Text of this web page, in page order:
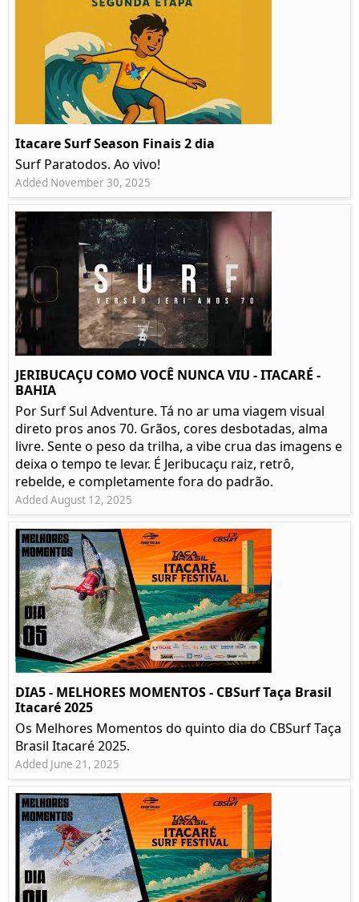
Itacare Surf Season Finais 2 dia
Surf Paratodos. Ao vivo!
Added November 30, 2025
JERIBUCAÇU COMO VOCÊ NUNCA VIU - ITACARÉ -
BAHIA
Por Surf Sul Adventure. Tá no ar uma viagem visual
direto pros anos 70. Grãos, cores desbotadas, alma
livre. Sente o peso da trilha, a vibe crua das imagens e
deixa o tempo te levar. É Jeribucaçu raiz, retrô,
rebelde, e completamente fora do padrão.
Added August 12, 2025
DIA5 - MELHORES MOMENTOS - CBSurf Taça Brasil
Itacaré 2025
Os Melhores Momentos do quinto dia do CBSurf Taça
Brasil Itacaré 2025.
Added June 21, 2025